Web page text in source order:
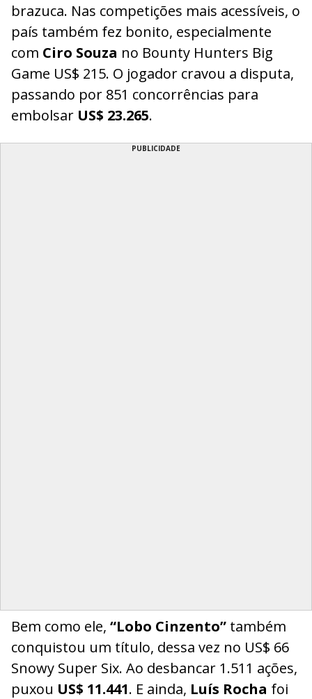
brazuca. Nas competições mais acessíveis, o
país também fez bonito, especialmente
com Ciro Souza no Bounty Hunters Big
Game US$ 215. O jogador cravou a disputa,
passando por 851 concorrências para
embolsar US$ 23.265.
PUBLICIDADE
Bem como ele, “Lobo Cinzento” também
conquistou um título, dessa vez no US$ 66
Snowy Super Six. Ao desbancar 1.511 ações,
puxou US$ 11.441. E ainda, Luís Rocha foi